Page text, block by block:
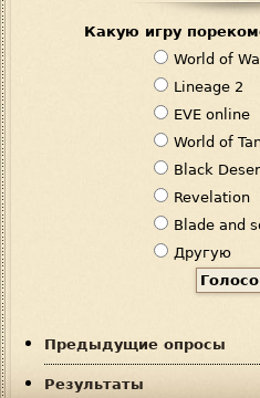
Какую игру
В
а
р
и
а
н
т
ы
World of
Lineage 2
EVE online
World of
Black
Revelation
Blade and
Другую
Предыдущие опросы
Результаты